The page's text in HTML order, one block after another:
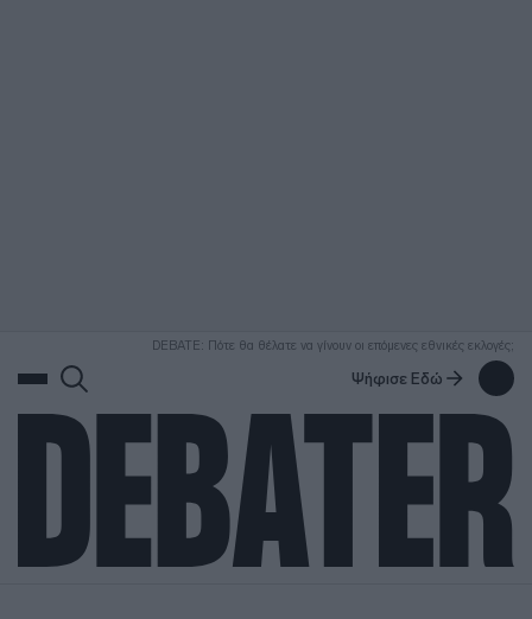
DEBATE: Πότε θα θέλατε να γίνουν οι επόμενες εθνικές εκλογές;
Ψήφισε Εδώ